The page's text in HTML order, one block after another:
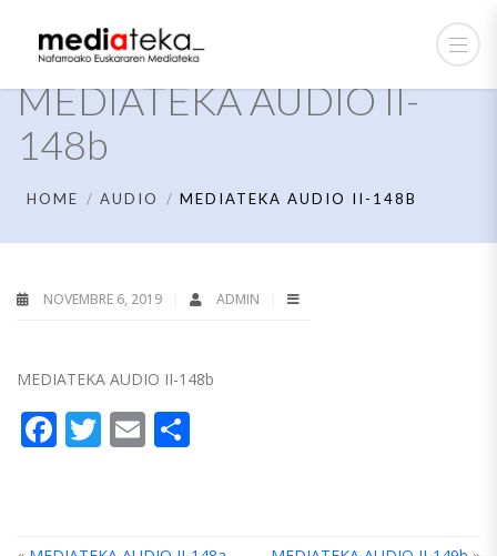
MEDIATEKA AUDIO II-
148b
HOME AUDIO MEDIATEKA AUDIO II-148B
NOVEMBRE 6, 2019 ADMIN
MEDIATEKA AUDIO II-148b
Facebook
Twitter
Email